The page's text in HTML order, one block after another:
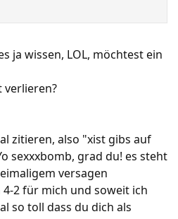
ja wissen, LOL, möchtest ein
verlieren?
zitieren, also "xist gibs auf
sexxxbomb, grad du! es steht
versagen
2 für mich und soweit ich
so toll dass du dich als